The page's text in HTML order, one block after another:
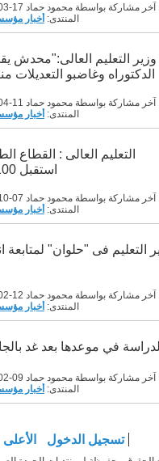
آخر مشاركة بواسطة محمود حماد 17-03-2016
المنتدى: أخبار
وزير التعليم العالى:"محدش
الدكتوراه وغاضبو التعديلات
آخر مشاركة بواسطة محمود حماد 11-04-2015
المنتدى: أخبار
التعليم العالى : القطاع
استقبل 100 % من طلابه
آخر مشاركة بواسطة محمود حماد 07-10-2014
المنتدى: أخبار
التعليم فى "حلوان" لمتابعة
آخر مشاركة بواسطة محمود حماد 12-02-2012
المنتدى: أخبار
الدراسة في موعدها بعد غد
آخر مشاركة بواسطة محمود حماد 09-02-2012
المنتدى: أخبار
تسجيل الدخول الأعلى